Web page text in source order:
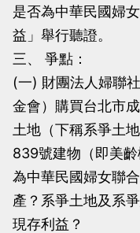
是否為中華民國婦
益」舉行聽證。
三、 爭點：
(一) 財團法人婦聯
金會）購買台北市
土地（下稱系爭土
839號建物（即美
為中華民國婦女聯
產？系爭土地及系
現存利益？